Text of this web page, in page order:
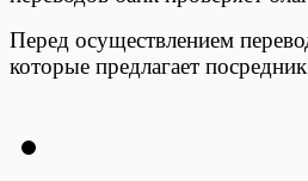
Перед осуществлением
которые предлагает